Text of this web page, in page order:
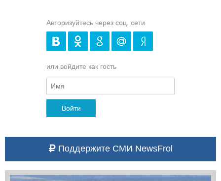
Авторизуйтесь через соц. сети
или войдите как гость
Войти
Поддержите СМИ NewsFrol